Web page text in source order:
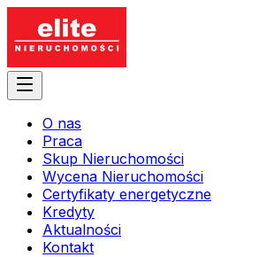
O nas
Praca
Skup Nieruchomości
Wycena Nieruchomości
Certyfikaty energetyczne
Kredyty
Aktualności
Kontakt